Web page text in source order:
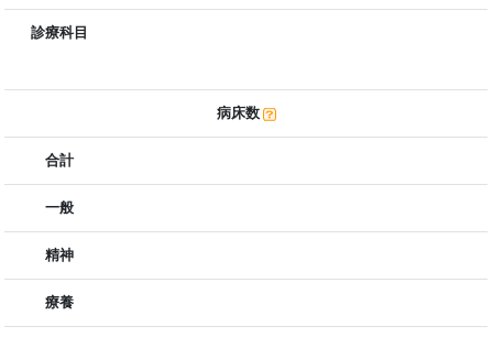
診療科目
病床数
合計
一般
精神
療養